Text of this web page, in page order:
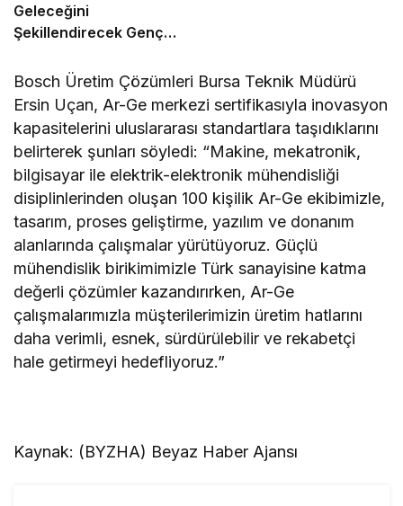
Geleceğini
Şekillendirecek Genç
Bosch Üretim Çözümleri Bursa Teknik Müdürü
Ersin Uçan, Ar-Ge merkezi sertifikasıyla inovasyon
kapasitelerini uluslararası standartlara taşıdıklarını
belirterek şunları söyledi: “Makine, mekatronik,
bilgisayar ile elektrik-elektronik mühendisliği
disiplinlerinden oluşan 100 kişilik Ar-Ge ekibimizle,
tasarım, proses geliştirme, yazılım ve donanım
alanlarında çalışmalar yürütüyoruz. Güçlü
mühendislik birikimimizle Türk sanayisine katma
değerli çözümler kazandırırken, Ar-Ge
çalışmalarımızla müşterilerimizin üretim hatlarını
daha verimli, esnek, sürdürülebilir ve rekabetçi
hale getirmeyi hedefliyoruz.”
Kaynak: (BYZHA) Beyaz Haber Ajansı